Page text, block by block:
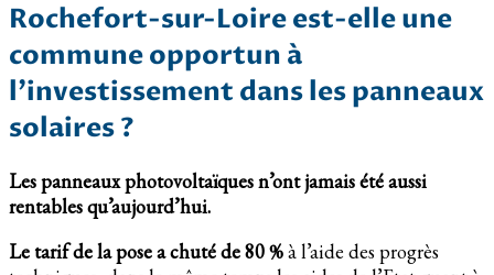
Rochefort-sur-Loire est-elle une
commune opportun à
l’investissement dans les panneaux
solaires ?
Les panneaux photovoltaïques n’ont jamais été aussi
rentables qu’aujourd’hui.
Le tarif de la pose a chuté de 80 %à l’aide des progrès